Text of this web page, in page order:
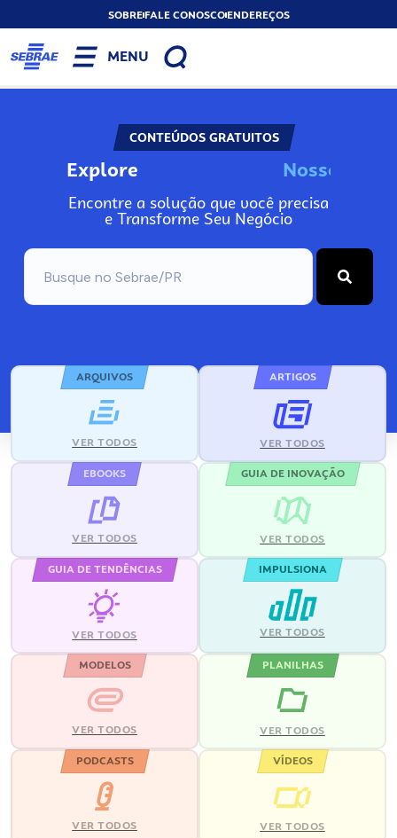
SOBREFALE CONOSCOENDEREÇOS
MENU
CONTEÚDOS GRATUITOS
Explore Nosso
Encontre a solução que você precisa
e Transforme Seu Negócio
ARQUIVOS
VER TODOS
ARTIGOS
VER TODOS
EBOOKS
VER TODOS
GUIA DE INOVAÇÃO
VER TODOS
GUIA DE TENDÊNCIAS
VER TODOS
IMPULSIONA
VER TODOS
MODELOS
VER TODOS
PLANILHAS
VER TODOS
PODCASTS
VER TODOS
VÍDEOS
VER TODOS